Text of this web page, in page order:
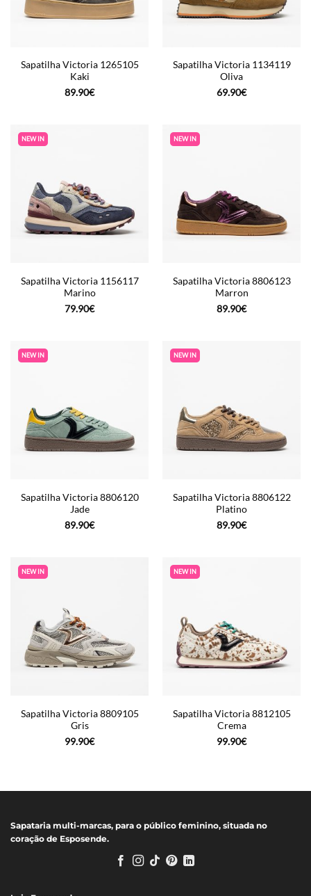
Sapatilha Victoria 1265105
Kaki
89.90€
Sapatilha Victoria 1134119
Oliva
69.90€
NEW IN
Sapatilha Victoria 1156117
Marino
79.90€
NEW IN
Sapatilha Victoria 8806123
Marron
89.90€
NEW IN
Sapatilha Victoria 8806120
Jade
89.90€
NEW IN
Sapatilha Victoria 8806122
Platino
89.90€
NEW IN
Sapatilha Victoria 8809105
Gris
99.90€
NEW IN
Sapatilha Victoria 8812105
Crema
99.90€
Sapataria multi-marcas, para o público feminino, situada no
coração de Esposende.